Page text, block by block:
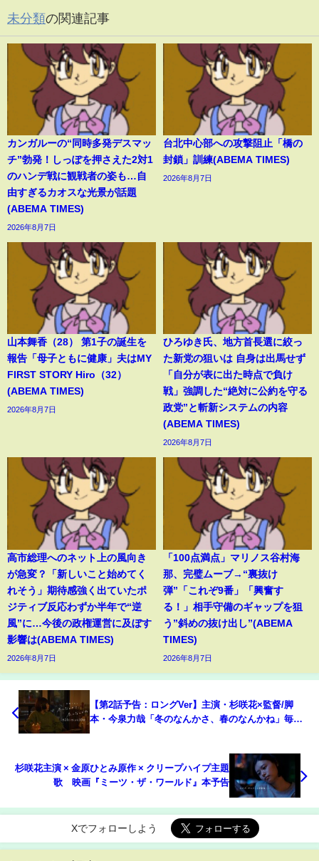
未分類の関連記事
カンガルーの“同時多発デスマッ
チ”勃発！しっぽを押さえた2対1
のハンデ戦に観戦者の姿も…自
由すぎるカオスな光景が話題
(ABEMA TIMES)
2026年8月7日
台北中心部への攻撃阻止「橋の
封鎖」訓練(ABEMA TIMES)
2026年8月7日
山本舞香（28） 第1子の誕生を
報告「母子ともに健康」夫はMY
FIRST STORY Hiro（32）
(ABEMA TIMES)
2026年8月7日
ひろゆき氏、地方首長選に絞っ
た新党の狙いは 自身は出馬せず
「自分が表に出た時点で負け
戦」強調した“絶対に公約を守る
政党”と斬新システムの内容
(ABEMA TIMES)
2026年8月7日
高市総理へのネット上の風向き
が急変？「新しいこと始めてく
れそう」期待感強く出ていたポ
ジティブ反応わずか半年で“逆
風”に…今後の政権運営に及ぼす
影響は(ABEMA TIMES)
2026年8月7日
「100点満点」マリノス谷村海
那、完璧ムーブ→“裏抜け
弾”「これぞ9番」「興奮す
る！」相手守備のギャップを狙
う”斜めの抜け出し”(ABEMA
TIMES)
2026年8月7日
【第2話予告：ロングVer】主演・杉咲花×監督/脚
本・今泉力哉「冬のなんかさ、春のなんかね」毎週
杉咲花主演 × 金原ひとみ原作 × クリープハイプ主題
歌 映画『ミーツ・ザ・ワールド』本予告
Xでフォローしよう